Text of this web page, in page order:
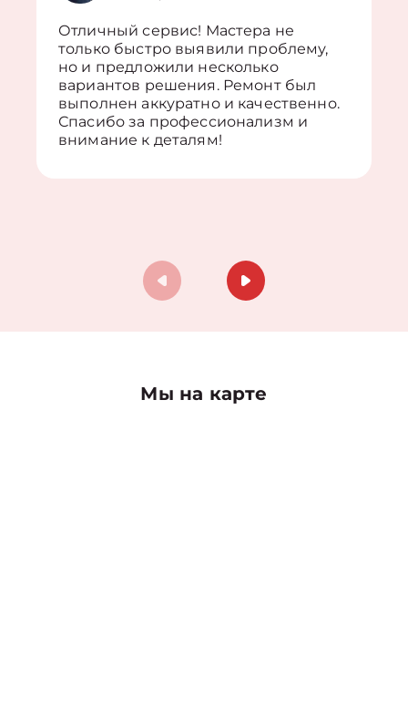
Отличный сервис! Мастера не
только быстро выявили проблему,
но и предложили несколько
вариантов решения. Ремонт был
выполнен аккуратно и качественно.
Спасибо за профессионализм и
внимание к деталям!
Мы на карте